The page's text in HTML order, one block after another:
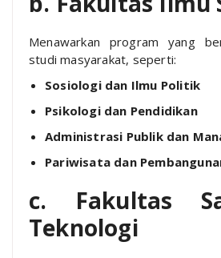
Menawarkan program yang
studi masyarakat, seperti:
Sosiologi dan Ilmu Politik
Psikologi dan Pendidikan
Administrasi Publik dan
Pariwisata dan
c. Fakultas
Teknologi